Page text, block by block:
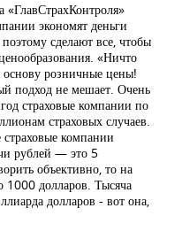
«ГлавСтрахКонтроля»
экономят деньги
сделают все, чтобы
«Ничто
основу розничные цены!
подход не мешает. Очень
страховые компании по
страховых случаев.
компании
рублей — это 5
объективно, то на
1000 долларов. Тысяча
долларов - вот она,